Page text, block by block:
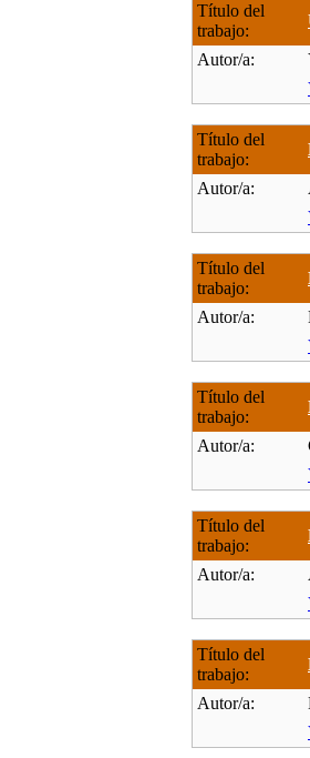
Título del
trabajo:
Autor/a:
Título del
trabajo:
Autor/a:
Título del
trabajo:
Autor/a:
Título del
trabajo:
Autor/a:
Título del
trabajo:
Autor/a:
Título del
trabajo:
Autor/a: